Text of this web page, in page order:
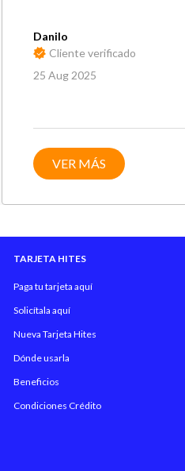
Danilo
Cliente verificado
25 Aug 2025
VER MÁS
TARJETA HITES
Paga tu tarjeta aquí
Solicítala aquí
Nueva Tarjeta Hites
Dónde usarla
Beneficios
Condiciones Crédito